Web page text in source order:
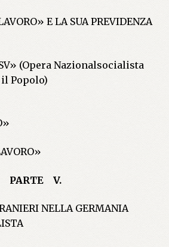
E LA SUA PREVIDENZA
(Opera Nazionalsocialista
per il Popolo)
E LAVORO»
DEL LAVORO»
PARTE V.
NELLA GERMANIA